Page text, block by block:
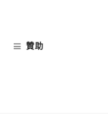
贊助